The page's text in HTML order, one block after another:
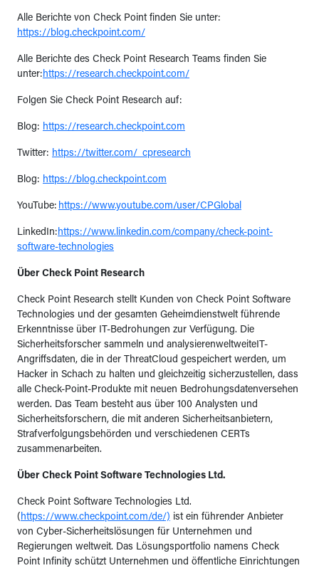
Alle Berichte von Check Point finden Sie unter:
https://blog.checkpoint.com/
Alle Berichte des Check Point Research Teams finden Sie
unter:https://research.checkpoint.com/
Folgen Sie Check Point Research auf:
Blog: https://research.checkpoint.com
Twitter: https://twitter.com/_cpresearch
Blog: https://blog.checkpoint.com
YouTube: https://www.youtube.com/user/CPGlobal
LinkedIn:https://www.linkedin.com/company/check-point-
software-technologies
Über Check Point Research
Check Point Research stellt Kunden von Check Point Software
Technologies und der gesamten Geheimdienstwelt führende
Erkenntnisse über IT-Bedrohungen zur Verfügung. Die
Sicherheitsforscher sammeln und analysierenweltweiteIT-
Angriffsdaten, die in der ThreatCloud gespeichert werden, um
Hacker in Schach zu halten und gleichzeitig sicherzustellen, dass
alle Check-Point-Produkte mit neuen Bedrohungsdatenversehen
werden. Das Team besteht aus über 100 Analysten und
Sicherheitsforschern, die mit anderen Sicherheitsanbietern,
Strafverfolgungsbehörden und verschiedenen CERTs
zusammenarbeiten.
Über Check Point Software Technologies Ltd.
Check Point Software Technologies Ltd.
(https://www.checkpoint.com/de/) ist ein führender Anbieter
von Cyber-Sicherheitslösungen für Unternehmen und
Regierungen weltweit. Das Lösungsportfolio namens Check
Point Infinity schützt Unternehmen und öffentliche Einrichtungen